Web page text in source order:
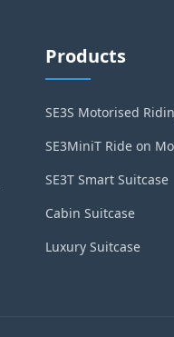
Products
SE3S Motorised
SE3MiniT Ride on
SE3T Smart Suitcase
Cabin Suitcase
Luxury Suitcase